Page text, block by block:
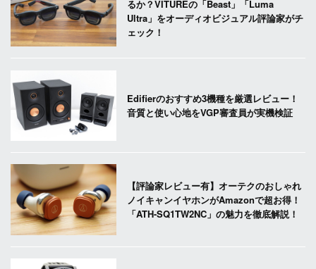
るか？VITUREの「Beast」「Luma
Ultra」をオーディオビジュアル評論家がチ
ェック！
Edifierのおすすめ3機種を厳選レビュー！
音質と使い心地をVGP審査員が実機検証
【評論家レビュー有】オーテクのおしゃれ
ノイキャンイヤホンがAmazonで超お得！
「ATH-SQ1TW2NC」の魅力を徹底解説！